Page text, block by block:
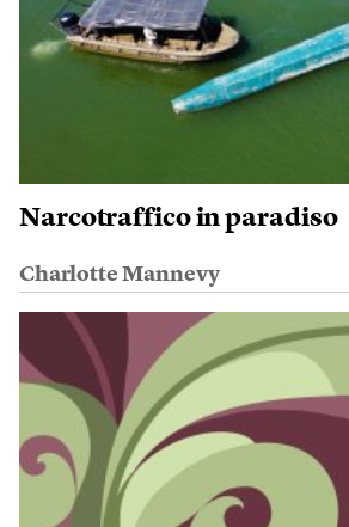
Narcotraffico in paradiso
Charlotte Mannevy